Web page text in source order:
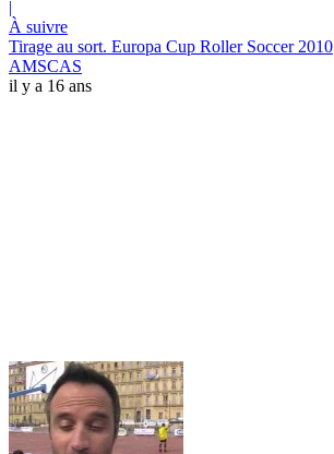
|
À suivre
Tirage au sort. Europa Cup Roller Soccer 2010
AMSCAS
il y a 16 ans